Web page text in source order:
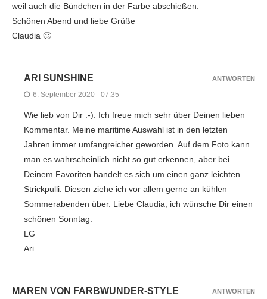
weil auch die Bündchen in der Farbe abschießen.
Schönen Abend und liebe Grüße
Claudia 🙂
ARI SUNSHINE
6. September 2020 - 07:35
Wie lieb von Dir :-). Ich freue mich sehr über Deinen lieben
Kommentar. Meine maritime Auswahl ist in den letzten
Jahren immer umfangreicher geworden. Auf dem Foto kann
man es wahrscheinlich nicht so gut erkennen, aber bei
Deinem Favoriten handelt es sich um einen ganz leichten
Strickpulli. Diesen ziehe ich vor allem gerne an kühlen
Sommerabenden über. Liebe Claudia, ich wünsche Dir einen
schönen Sonntag.
LG
Ari
ANTWORTEN
MAREN VON FARBWUNDER-STYLE ANTWORTEN